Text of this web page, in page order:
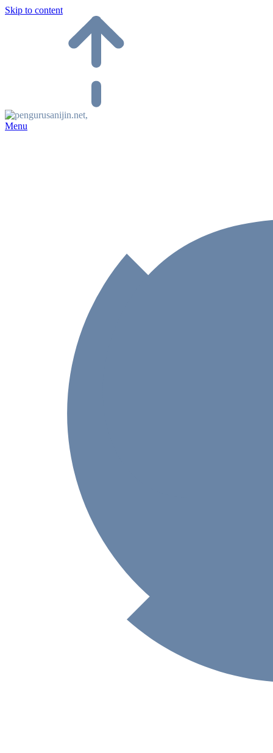
Skip to content
Menu